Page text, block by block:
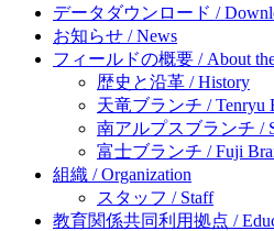
データダウンロード /
お知らせ / News
フィールドの概要 / About
歴史と沿革 / History
天竜ブランチ / Tenryu
南アルプスブランチ /
富士ブランチ / Fuji
組織 / Organization
スタッフ / Staff
教育関係共同利用拠点 /